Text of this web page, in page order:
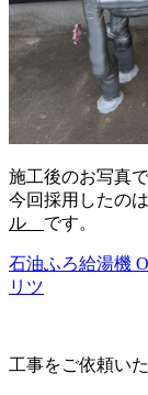
施工後のお写真で
今回採用したのは
ル です。
石油ふろ給湯機
リツ
工事をご依頼い